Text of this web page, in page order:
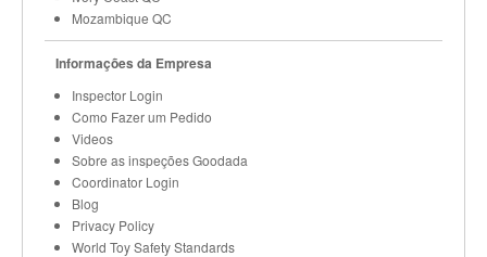
Mozambique QC
Informações da Empresa
Inspector Login
Como Fazer um Pedido
Videos
Sobre as inspeções Goodada
Coordinator Login
Blog
Privacy Policy
World Toy Safety Standards